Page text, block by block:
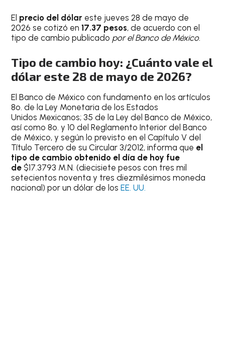
El precio del dólar este jueves 28 de mayo de
2026 se cotizó en17.37 pesos, de acuerdo con el
tipo de cambio publicado por el Banco de México.
Tipo de cambio hoy: ¿Cuánto vale el
dólar este 28 de mayo de 2026?
El Banco de México con fundamento en los artículos
8o. de la Ley Monetaria de los Estados
Unidos Mexicanos; 35 de la Ley del Banco de México,
así como 8o. y 10 del Reglamento Interior del Banco
de México, y según lo previsto en el Capítulo V del
Título Tercero de su Circular 3/2012, informa que el
tipo de cambio obtenido el día de hoy fue
de $17.3793 M.N. (diecisiete pesos con tres mil
setecientos noventa y tres diezmilésimos moneda
nacional) por un dólar de losEE. UU.